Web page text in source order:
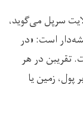
در ولایت سرپل می‌گوید،
است: «در
تقریبن در هر
پول، زمین یا